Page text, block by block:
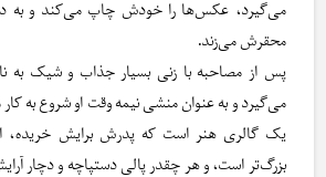
می‌گیرد، عکس‌ها را خودش چاپ می‌کند و به در
محقرش می‌زند.
پس از مصاحبه با زنی بسیار جذاب و شیک به
می‌گیرد و به عنوان منشی نیمه وقت او شروع به
یک گالری هنر است که پدرش برایش خریده،
بزرگ‌تر است، و هر چقدر پالی دستپاچه و دچار